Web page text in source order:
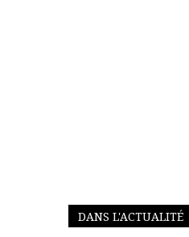
DANS L'ACTUALITÉ